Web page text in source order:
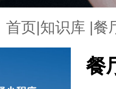
首页|知识库 |餐
餐